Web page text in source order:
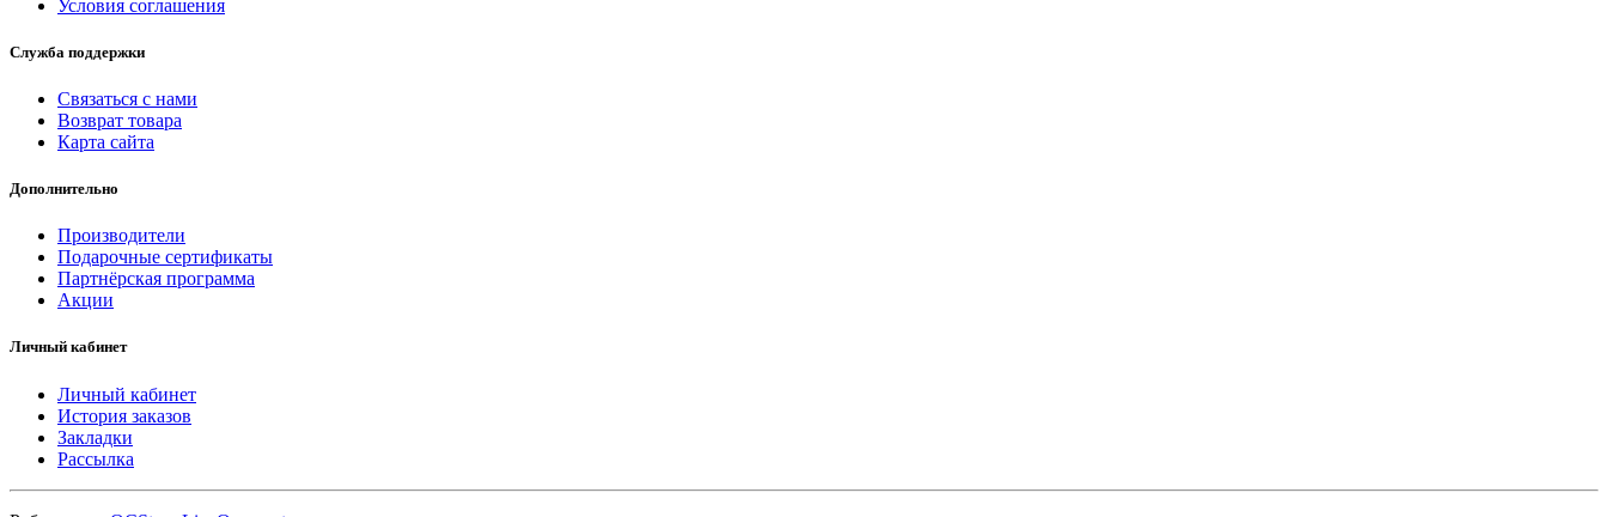
Условия соглашения
Служба поддержки
Связаться с нами
Возврат товара
Карта сайта
Дополнительно
Производители
Подарочные сертификаты
Партнёрская программа
Акции
Личный кабинет
Личный кабинет
История заказов
Закладки
Рассылка